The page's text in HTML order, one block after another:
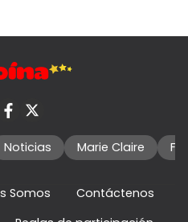
Noticias Marie Claire
Somos
Contáctenos